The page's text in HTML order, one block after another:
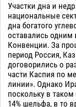
Участки дна и
национальные
дна богатого
оставались одним
Конвенции. За
период Россия,
договорились о
части Каспия по
линии». Однако
поскольку в
14% шельфа, в то